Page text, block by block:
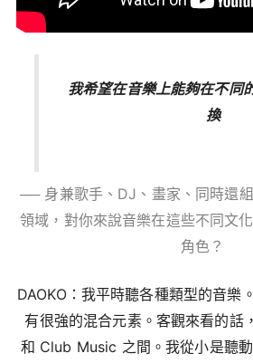
我希望在音樂上能夠在不同
換
── 身兼歌手、DJ、畫家、同時還
領域，對你來說音樂在這些不同文
角色？
DAOKO：我平時聽各種類型的音樂
有很強的混合元素。客觀來看的話
和 Club Music 之間。我從小是聽